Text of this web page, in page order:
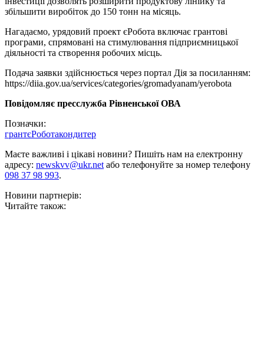
збільшити виробіток до 150 тонн на місяць.
Нагадаємо, урядовий проект єРобота включає грантові
програми, спрямовані на стимулювання підприємницької
діяльності та створення робочих місць.
Подача заявки здійснюється через портал Дія за посиланням:
https://diia.gov.ua/services/categories/gromadyanam/yerobota
Повідомляє пресслужба Рівненської ОВА
Позначки:
грантєРоботакондитер
Маєте важливі і цікаві новини? Пишіть нам на електронну
адресу: newskvv@ukr.netабо телефонуйте за номер телефону
098 37 98 993.
Новини партнерів:
Читайте також: